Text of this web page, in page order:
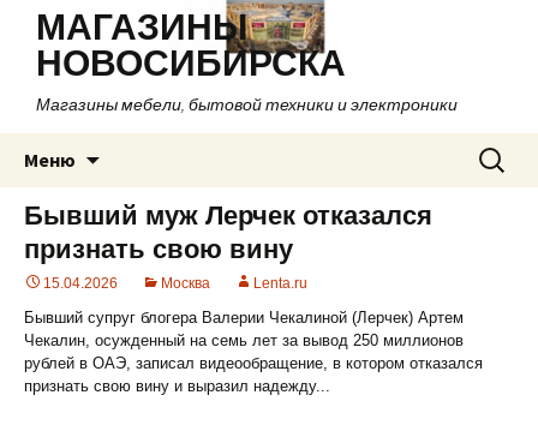
МАГАЗИНЫ
НОВОСИБИРСКА
Магазины мебели, бытовой техники и электроники
Меню
содержимому
Найти:
Бывший муж Лерчек отказался
признать свою вину
15.04.2026 Москва Lenta.ru
Бывший супруг блогера Валерии Чекалиной (Лерчек) Артем
Чекалин, осужденный на семь лет за вывод 250 миллионов
рублей в ОАЭ, записал видеообращение, в котором отказался
признать свою вину и выразил надежду...